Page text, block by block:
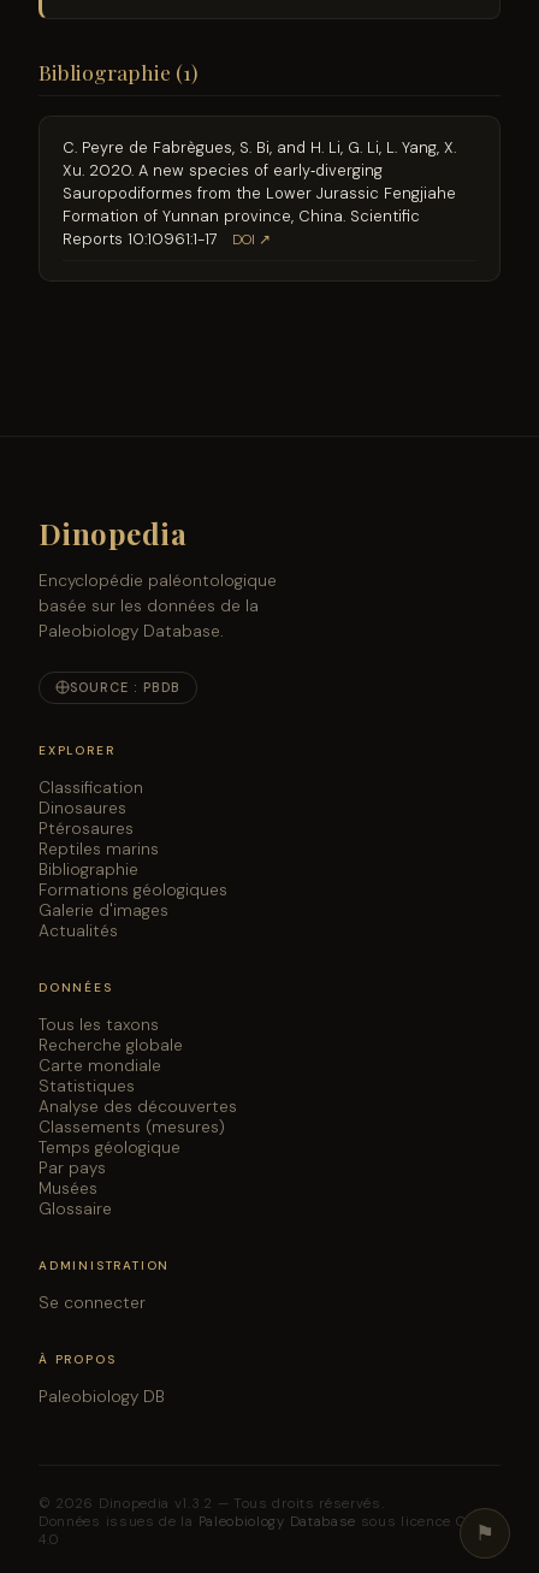
Bibliographie (1)
C. Peyre de Fabrègues, S. Bi, and H. Li, G. Li, L. Yang, X.
Xu. 2020. A new species of early‐diverging
Sauropodiformes from the Lower Jurassic Fengjiahe
Formation of Yunnan province, China. Scientific
Reports 10:10961:1-17
DOI ↗
⚑
Dinopedia
Encyclopédie paléontologique
basée sur les données de la
Paleobiology Database.
SOURCE : PBDB
EXPLORER
Classification
Dinosaures
Ptérosaures
Reptiles marins
Bibliographie
Formations géologiques
Galerie d'images
Actualités
DONNÉES
Tous les taxons
Recherche globale
Carte mondiale
Statistiques
Analyse des découvertes
Classements (mesures)
Temps géologique
Par pays
Musées
Glossaire
ADMINISTRATION
Se connecter
À PROPOS
Paleobiology DB
© 2026 Dinopedia v1.3.2 — Tous droits réservés.
Données issues de la Paleobiology Database sous licence CC BY
4.0